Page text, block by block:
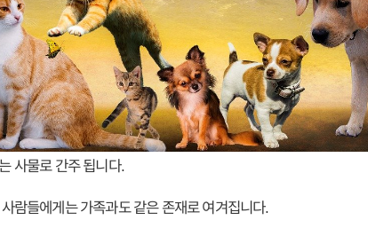
사물로 간주 됩니다.
람들에게는 가족과도 같은 존재로 여겨집니다.